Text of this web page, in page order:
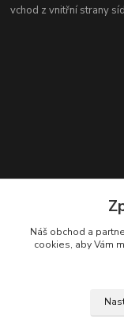
vchod z vnitřní strany
Náš obchod a
cookies, aby Vám